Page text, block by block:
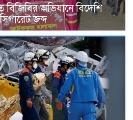
বিজিবির অভিযানে বিদেশি
জব্দ